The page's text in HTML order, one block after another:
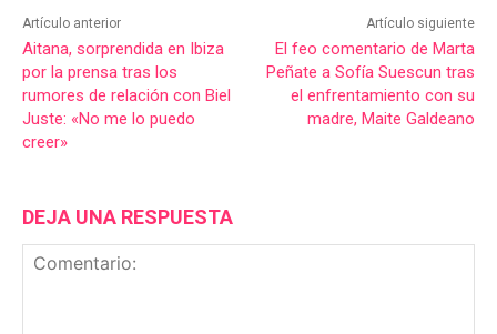
Artículo anterior
Aitana, sorprendida en Ibiza
por la prensa tras los
rumores de relación con Biel
Juste: «No me lo puedo
creer»
Artículo siguiente
El feo comentario de Marta
Peñate a Sofía Suescun tras
el enfrentamiento con su
madre, Maite Galdeano
DEJA UNA RESPUESTA